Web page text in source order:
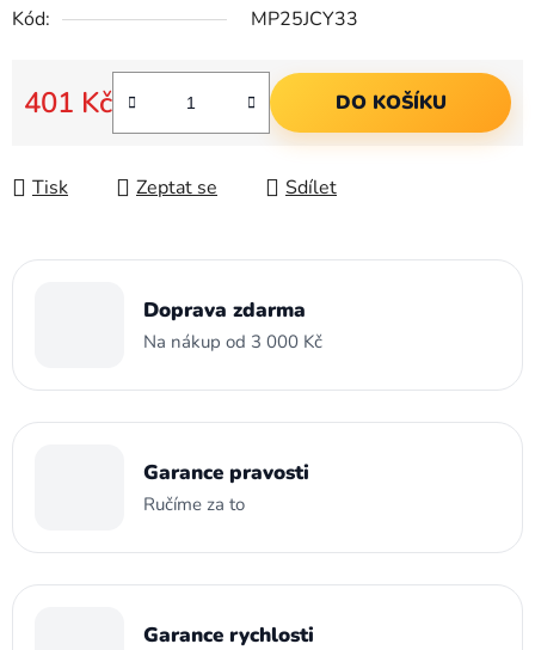
Kód:
MP25JCY33
401 Kč
Měrná cena:
DO KOŠÍKU
Tisk Zeptat se Sdílet
Doprava zdarma
Na nákup od 3 000 Kč
Garance pravosti
Ručíme za to
Garance rychlosti